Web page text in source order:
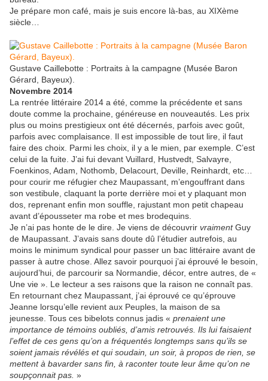
Je prépare mon café, mais je suis encore là-bas, au XIXème
siècle…
Gustave Caillebotte : Portraits à la campagne (Musée Baron
Gérard, Bayeux).
Novembre 2014
La rentrée littéraire 2014 a été, comme la précédente et sans
doute comme la prochaine, généreuse en nouveautés. Les prix
plus ou moins prestigieux ont été décernés, parfois avec goût,
parfois avec complaisance. Il est impossible de tout lire, il faut
faire des choix. Parmi les choix, il y a le mien, par exemple. C’est
celui de la fuite. J’ai fui devant Vuillard, Hustvedt, Salvayre,
Foenkinos, Adam, Nothomb, Delacourt, Deville, Reinhardt, etc…
pour courir me réfugier chez Maupassant, m’engouffrant dans
son vestibule, claquant la porte derrière moi et y plaquant mon
dos, reprenant enfin mon souffle, rajustant mon petit chapeau
avant d’épousseter ma robe et mes brodequins.
Je n’ai pas honte de le dire. Je viens de découvrir vraimentGuy
de Maupassant. J’avais sans doute dû l’étudier autrefois, au
moins le minimum syndical pour passer un bac littéraire avant de
passer à autre chose. Allez savoir pourquoi j’ai éprouvé le besoin,
aujourd’hui, de parcourir sa Normandie, décor, entre autres, de «
Une vie ». Le lecteur a ses raisons que la raison ne connaît pas.
En retournant chez Maupassant, j’ai éprouvé ce qu’éprouve
Jeanne lorsqu’elle revient aux Peuples, la maison de sa
jeunesse. Tous ces bibelots connus jadis « prenaient une
importance de témoins oubliés, d’amis retrouvés. Ils lui faisaient
l’effet de ces gens qu’on a fréquentés longtemps sans qu’ils se
soient jamais révélés et qui soudain, un soir, à propos de rien, se
mettent à bavarder sans fin, à raconter toute leur âme qu’on ne
soupçonnait pas. »